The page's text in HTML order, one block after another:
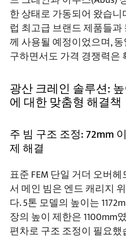
한 상태로 가동되어 왔습니
럽 최고급 브랜드 제품들
께 사용될 예정이었으며,
구하면서도 가격 경쟁력은
광산 크레인 솔루션:
에 대한 맞춤형 해결책
주 빔 구조 조정: 72mm
제 해결
표준 FEM 단일 거더 오버
서 메인 빔은 엔드 캐리지
다. 5톤 모델의 높이는
장의 높이 제한은 1100mm
편차로 구조 조정이 필요했